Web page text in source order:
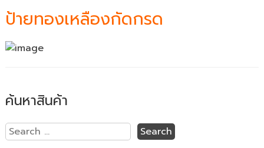
ป้ายทองเหลืองกัดกรด
ค้นหาสินค้า